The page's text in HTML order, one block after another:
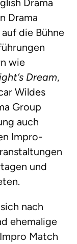
Drama
Drama
die Bühne
wie
Dream,
Wildes
Group
auch
Impro-
und
nach
ehemalige
Match